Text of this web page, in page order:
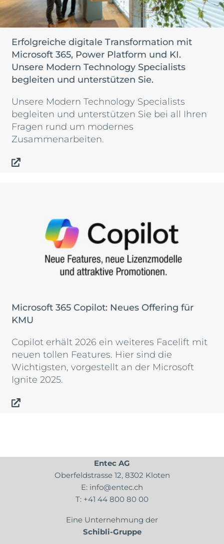
Erfolgreiche digitale Transformation mit
Microsoft 365, Power Platform und KI.
Unsere Modern Technology Specialists
begleiten und unterstützen Sie.
Unsere Modern Technology Specialists
begleiten und unterstützen Sie bei all Ihren
Fragen rund um modernes
Zusammenarbeiten.
Microsoft 365 Copilot: Neues Offering für
KMU
Copilot erhält 2026 ein weiteres Facelift mit
neuen tollen Features. Hier sind die
Wichtigsten, vorgestellt an der Microsoft
Ignite 2025.
Entec AG
Oberfeldstrasse 12, 8302 Kloten
E: info@entec.ch
T: +41 44 800 80 00
Eine Unternehmung der
Schibli-Gruppe